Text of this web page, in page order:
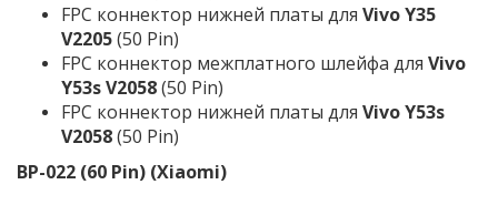
FPC коннектор нижней платы для Vivo Y35
V2205(50 Pin)
FPC коннектор межплатного шлейфа для Vivo
Y53s V2058(50 Pin)
FPC коннектор нижней платы для Vivo Y53s
V2058(50 Pin)
BP-022 (60 Pin) (Xiaomi)